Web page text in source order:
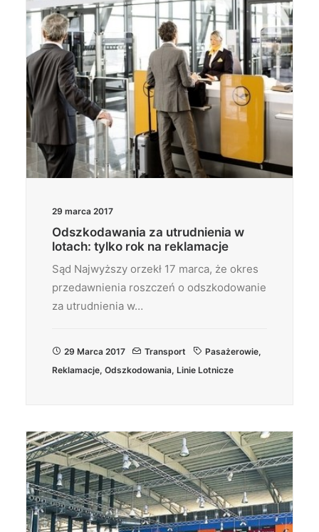
29 marca 2017
Odszkodawania za utrudnienia w
lotach: tylko rok na reklamacje
Sąd Najwyższy orzekł 17 marca, że okres
przedawnienia roszczeń o odszkodowanie
za utrudnienia w…
29 Marca 2017 Transport Pasażerowie,
Reklamacje, Odszkodowania, Linie Lotnicze